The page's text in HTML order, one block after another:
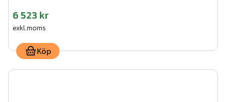
6 523 kr
exkl.moms
Köp